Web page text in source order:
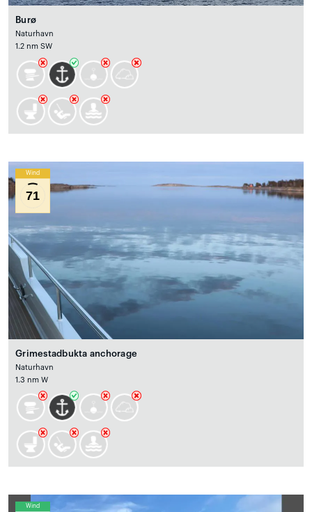
Burø
Naturhavn
1.2 nm SW
Wind
71
Grimestadbukta anchorage
Naturhavn
1.3 nm W
Wind